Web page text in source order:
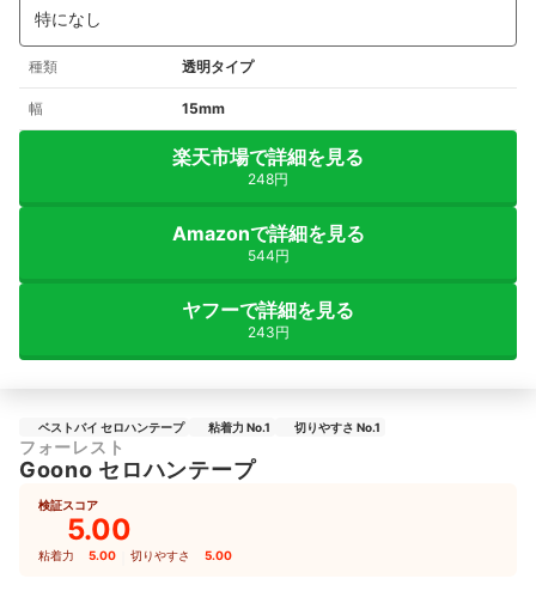
特になし
種類 透明タイプ
幅 15mm
楽天市場で詳細を見る
248円
Amazonで詳細を見る
544円
ヤフーで詳細を見る
243円
ベストバイ セロハンテープ 粘着力 No.1 切りやすさ No.1
フォーレスト
Goono セロハンテープ
検証スコア
5.00
粘着力 5.00 切りやすさ 5.00